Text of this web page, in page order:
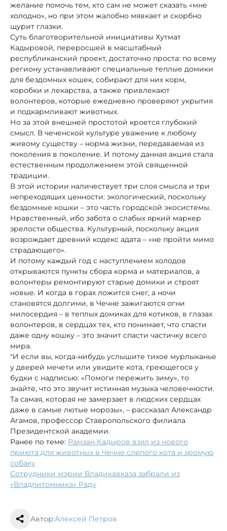
желание помочь тем, кто сам не может сказать «мне
холодно», но при этом жалобно мявкает и скорбно
щурит глазки.
Суть благотворительной инициативы Хутмат
Кадыровой, переросшей в масштабный
республиканский проект, достаточно проста: по всему
региону устанавливают специальные теплые домики
для бездомных кошек, собирают для них корм,
коробки и лекарства, а также привлекают
волонтеров, которые ежедневно проверяют укрытия
и подкармливают животных.
Но за этой внешней простотой кроется глубокий
смысл. В чеченской культуре уважение к любому
живому существу – норма жизни, передаваемая из
поколения в поколение. И потому данная акция стала
естественным продолжением этой священной
традиции.
В этой истории наличествует три слоя смысла и три
непреходящих ценности: экологический, поскольку
бездомные кошки – это часть городской экосистемы.
Нравственный, ибо забота о слабых яркий маркер
зрелости общества. Культурный, поскольку акция
возрождает древний кодекс адата – «не пройти мимо
страдающего».
И потому каждый год с наступлением холодов
открываются пункты сбора корма и материалов, а
волонтеры ремонтируют старые домики и строят
новые. И когда в горах ложится снег, а ночи
становятся долгими, в Чечне зажигаются огни
милосердия – в теплых домиках для котиков, в глазах
волонтеров, в сердцах тех, кто понимает, что спасти
даже одну кошку – это значит спасти частичку всего
мира.
"И если вы, когда‑нибудь услышите тихое мурлыканье
у дверей мечети или увидите кота, греющегося у
будки с надписью: «Помоги пережить зиму», то
знайте, что это звучит истинная музыка человечности.
Та самая, которая не замерзает в людских сердцах
даже в самые лютые морозы», – рассказал Александр
Агамов, профессор Ставропольского филиала
Президентской академии.
Ранее по теме: Рамзан Кадыров взял из нового
приюта для животных в Чечне слепого кота и хромую
собаку
Сотрудники мэрии Владикавказа забрали из
«Владпитомника» Раду
Автор:Алексей Петров